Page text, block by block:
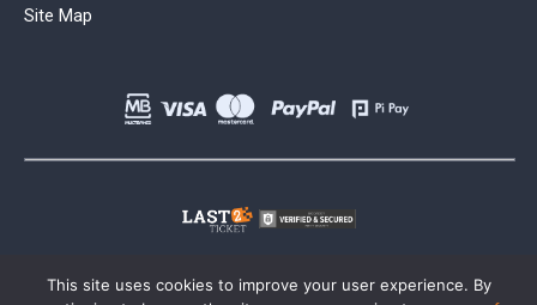
Site Map
This site uses cookies to improve your user experience. By